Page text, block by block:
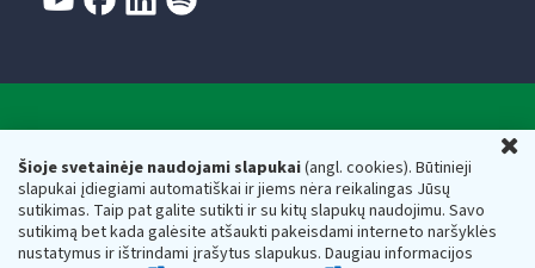
Šioje svetainėje naudojami slapukai(angl. cookies). Būtinieji
slapukai įdiegiami automatiškai ir jiems nėra reikalingas Jūsų
sutikimas. Taip pat galite sutikti ir su kitų slapukų naudojimu. Savo
sutikimą bet kada galėsite atšaukti pakeisdami interneto naršyklės
nustatymus ir ištrindami įrašytus slapukus. Daugiau informacijos
Respublikos finansų ministerijos
Biudžetinė įstaiga. Juridinio asmens kodas — 188659752,
adresas: Vasario 16-osios g. 14, 01107 Vilnius, Lietuva, el.paštas:
vmi@vmi.lt, E. pristatymo dėžutės adresas 188659752